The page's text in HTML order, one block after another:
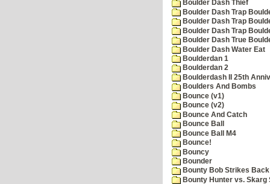
Boulder Dash Thief
Boulder Dash Trap
Boulder Dash Trap
Boulder Dash Trap
Boulder Dash True
Boulder Dash Water Eat
Boulderdan 1
Boulderdan 2
Boulderdash II 25th
Boulders And Bombs
Bounce (v1)
Bounce (v2)
Bounce And Catch
Bounce Ball
Bounce Ball M4
Bounce!
Bouncy
Bounder
Bounty Bob Strikes
Bounty Hunter vs. Skarg